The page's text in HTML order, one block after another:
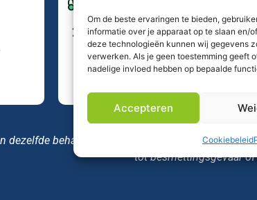
Om de beste ervaringen te bieden,
informatie over je apparaat op te slaan en/
deze technologieën kunnen wij gegevens
verwerken. Als je geen toestemming geeft
nadelige invloed hebben op bepaalde
Accepteren
Cookiebeleid
2. Chirurgisch materiaal
Bloedige doeken, gazen,
scalpels.
dezelfde behandeling, maar bijna altijd is een
tot besmettingsgevaar